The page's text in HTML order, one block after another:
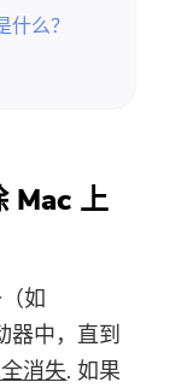
么？
Mac 上
如
器中，直到
消失. 如果